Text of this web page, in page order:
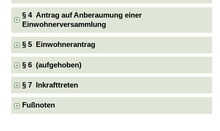
§ 4 Antrag auf Anberaumung einer
Einwohnerversammlung
§ 5 Einwohnerantrag
§ 6 (aufgehoben)
§ 7 Inkrafttreten
Fußnoten